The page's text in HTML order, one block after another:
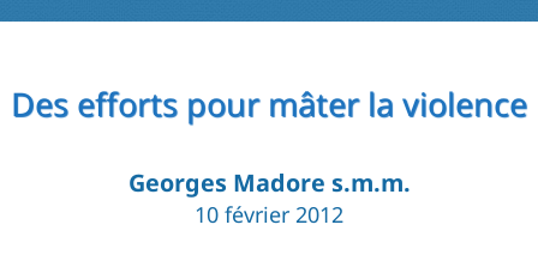
Des efforts pour mâter la violence
Georges Madore s.m.m.
10 février 2012